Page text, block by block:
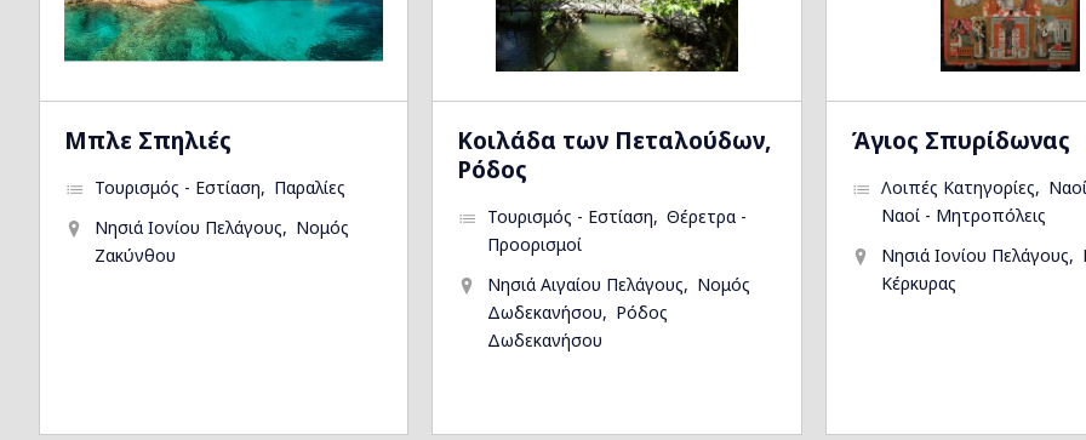
Μπλε Σπηλιές
Τουρισμός - Εστίαση
Παραλίες
Νησιά Ιονίου Πελάγους
Νομός
Ζακύνθου
Kοιλάδα των Πεταλούδων,
Ρόδος
Τουρισμός - Εστίαση
Θέρετρα -
Προορισμοί
Νησιά Αιγαίου Πελάγους
Νομός
Δωδεκανήσου
Ρόδος
Δωδεκανήσου
Άγιος Σπυρίδωνας
Λοιπές Κατηγορίες
Ναοί - Μητροπόλεις
Νησιά Ιονίου Πελάγους
Κέρκυρας